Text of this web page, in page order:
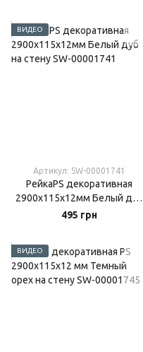
ВИДЕО
Артикул: SW-00001741
РейкаPS декоративная
2900х115х12мм Белый дуб
на стену
495 грн
ВИДЕО